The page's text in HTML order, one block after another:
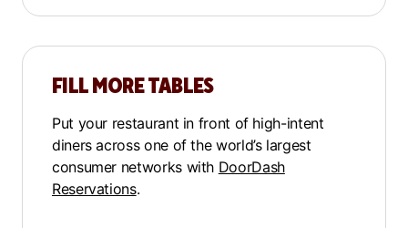
FILL MORE TABLES
Put your restaurant in front of high-intent
diners across one of the world’s largest
consumer networks with DoorDash
Reservations.